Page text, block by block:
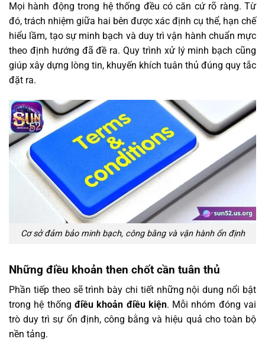
Mọi hành động trong hệ thống đều có căn cứ rõ ràng. Từ
đó, trách nhiệm giữa hai bên được xác định cụ thể, hạn chế
hiểu lầm, tạo sự minh bạch và duy trì vận hành chuẩn mực
theo định hướng đã đề ra. Quy trình xử lý minh bạch cũng
giúp xây dựng lòng tin, khuyến khích tuân thủ đúng quy tắc
đặt ra.
Cơ sở đảm bảo minh bạch, công bằng và vận hành ổn định
Những điều khoản then chốt cần tuân thủ
Phần tiếp theo sẽ trình bày chi tiết những nội dung nổi bật
trong hệ thống điều khoản điều kiện. Mỗi nhóm đóng vai
trò duy trì sự ổn định, công bằng và hiệu quả cho toàn bộ
nền tảng.